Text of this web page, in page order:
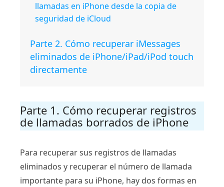
llamadas en iPhone desde la copia de
seguridad de iCloud
Parte 2. Cómo recuperar iMessages
eliminados de iPhone/iPad/iPod touch
directamente
Parte 1. Cómo recuperar registros
de llamadas borrados de iPhone
Para recuperar sus registros de llamadas
eliminados y recuperar el número de llamada
importante para su iPhone, hay dos formas en